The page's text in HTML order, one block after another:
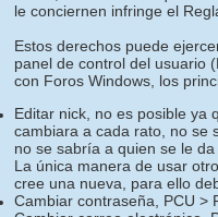
le conciernen infringe el
Estos derechos puede
panel de control del usuario
con Foros Windows, los
Editar nick, no es posible ya
cambiara a cada rato, no se
no se sabría a quien se le da
La única manera de usar
cree una nueva, para ello
Cambiar contraseña, PCU >